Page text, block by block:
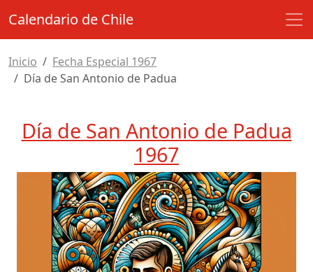
Calendario de Chile
Inicio
Fecha Especial 1967
Día de San Antonio de Padua
Día de San Antonio de Padua
1967